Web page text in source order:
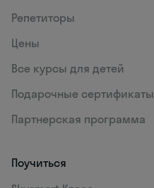
Репетиторы
Цены
Все курсы для детей
Подарочные сертификаты
Партнерская программа
Поучиться